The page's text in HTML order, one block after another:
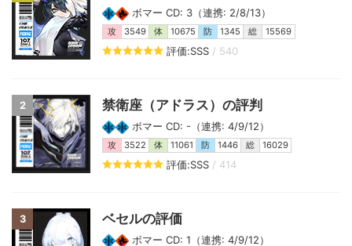
ボマー CD: 3（連携: 2/8/13）
攻 3549 体 10675 防 1345 総 15569
評価:SSS / 540
2 禁衛座（アドラス）の評判
ボマー CD: -（連携: 4/9/12）
攻 3522 体 11061 防 1446 総 16029
評価:SSS / 414
3 ベセルの評価
ボマー CD: 1（連携: 4/9/12）